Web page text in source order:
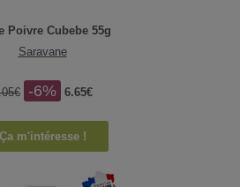
Poivre Cubebe 55g
Saravane
-6% 6.65€
Ça m'intéresse !